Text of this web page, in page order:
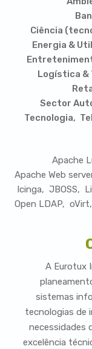
Ciência
Energia &
Logística
Sector
Tecnologia
Apache
Apache Web
Icinga
JBOSS
Open LDAP
oVirt
A Eurotux
sistemas
tecnologias de
necessidades
excelência